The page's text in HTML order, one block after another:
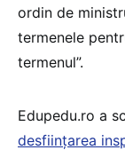
ordin de
termenele
termenul”.
Edupedu.ro a
desființarea